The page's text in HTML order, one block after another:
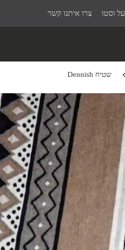
על וסטו צרו איתנו קשר
שטיח Dennish